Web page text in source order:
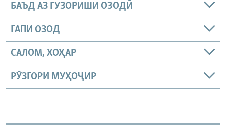
БАЪД АЗ ГУЗОРИШИ ОЗОДӢ
ГАПИ ОЗОД
САЛОМ, ХОҲАР
РӮЗГОРИ МУҲОҶИР